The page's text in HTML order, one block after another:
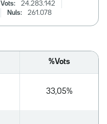
Vots:
24.283.142
Nuls: 261.078
%Vots
33,05%